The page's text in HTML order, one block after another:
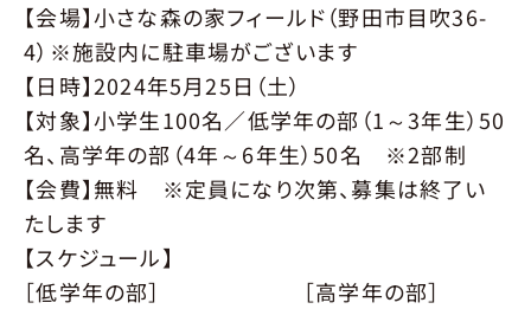
【会場】小さな森の家フィールド（野田市目吹36-
4）※施設内に駐車場がございます
【日時】2024年5月25日（土）
【対象】小学生100名／低学年の部（1～3年生）50
名、高学年の部（4年～6年生）50名 ※2部制
【会費】無料 ※定員になり次第、募集は終了い
たします
【スケジュール】
［低学年の部］ ［高学年の部］